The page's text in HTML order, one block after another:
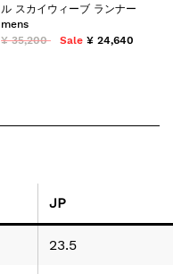
ル スカイウィーブ ランナー
mens
¥ 35,200
Sale ¥ 24,640
JP
23.5